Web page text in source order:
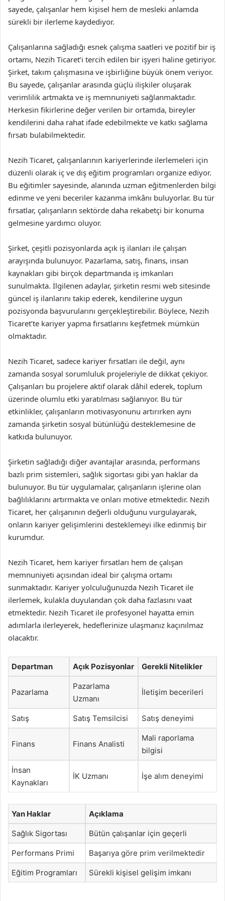
sayede, çalışanlar hem kişisel hem de mesleki anlamda
sürekli bir ilerleme kaydediyor.
Çalışanlarına sağladığı esnek çalışma saatleri ve pozitif bir iş
ortamı, Nezih Ticaret’i tercih edilen bir işyeri haline getiriyor.
Şirket, takım çalışmasına ve işbirliğine büyük önem veriyor.
Bu sayede, çalışanlar arasında güçlü ilişkiler oluşarak
verimlilik artmakta ve iş memnuniyeti sağlanmaktadır.
Herkesin fikirlerine değer verilen bir ortamda, bireyler
kendilerini daha rahat ifade edebilmekte ve katkı sağlama
fırsatı bulabilmektedir.
Nezih Ticaret, çalışanlarının kariyerlerinde ilerlemeleri için
düzenli olarak iç ve dış eğitim programları organize ediyor.
Bu eğitimler sayesinde, alanında uzman eğitmenlerden bilgi
edinme ve yeni beceriler kazanma imkânı buluyorlar. Bu tür
fırsatlar, çalışanların sektörde daha rekabetçi bir konuma
gelmesine yardımcı oluyor.
Şirket, çeşitli pozisyonlarda açık iş ilanları ile çalışan
arayışında bulunuyor. Pazarlama, satış, finans, insan
kaynakları gibi birçok departmanda iş imkanları
sunulmakta. İlgilenen adaylar, şirketin resmi web sitesinde
güncel iş ilanlarını takip ederek, kendilerine uygun
pozisyonda başvurularını gerçekleştirebilir. Böylece, Nezih
Ticaret’te kariyer yapma fırsatlarını keşfetmek mümkün
olmaktadır.
Nezih Ticaret, sadece kariyer fırsatları ile değil, aynı
zamanda sosyal sorumluluk projeleriyle de dikkat çekiyor.
Çalışanları bu projelere aktif olarak dâhil ederek, toplum
üzerinde olumlu etki yaratılması sağlanıyor. Bu tür
etkinlikler, çalışanların motivasyonunu artırırken aynı
zamanda şirketin sosyal bütünlüğü desteklemesine de
katkıda bulunuyor.
Şirketin sağladığı diğer avantajlar arasında, performans
bazlı prim sistemleri, sağlık sigortası gibi yan haklar da
bulunuyor. Bu tür uygulamalar, çalışanların işlerine olan
bağlılıklarını artırmakta ve onları motive etmektedir. Nezih
Ticaret, her çalışanının değerli olduğunu vurgulayarak,
onların kariyer gelişimlerini desteklemeyi ilke edinmiş bir
kurumdur.
Nezih Ticaret, hem kariyer fırsatları hem de çalışan
memnuniyeti açısından ideal bir çalışma ortamı
sunmaktadır. Kariyer yolculuğunuzda Nezih Ticaret ile
ilerlemek, kulakla duyulandan çok daha fazlasını vaat
etmektedir. Nezih Ticaret ile profesyonel hayatta emin
adımlarla ilerleyerek, hedeflerinize ulaşmanız kaçınılmaz
olacaktır.
Departman Açık Pozisyonlar Gerekli Nitelikler
Pazarlama
Pazarlama
Uzmanı
İletişim becerileri
Satış Satış Temsilcisi Satış deneyimi
Finans Finans Analisti
Mali raporlama
bilgisi
İnsan
Kaynakları
İK Uzmanı İşe alım deneyimi
Yan Haklar Açıklama
Sağlık Sigortası Bütün çalışanlar için geçerli
Performans Primi Başarıya göre prim verilmektedir
Eğitim Programları Sürekli kişisel gelişim imkanı